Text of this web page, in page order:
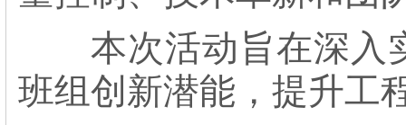
本次活动旨在深入实
班组创新潜能，提升工